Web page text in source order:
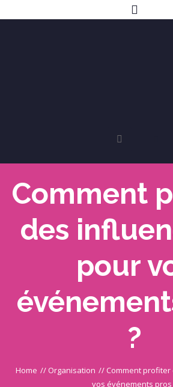
Comment
des
pour
?
Home // Organisation // Comment
vos événements pros